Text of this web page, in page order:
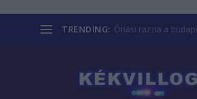
TRENDING: Óriási razzia a